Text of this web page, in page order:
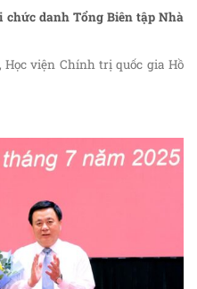
danh Tổng Biên tập Nhà
Học viện Chính trị quốc gia Hồ